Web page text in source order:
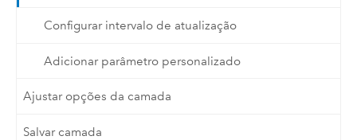
Configurar intervalo de atualização
Adicionar parâmetro personalizado
Ajustar opções da camada
Salvar camada